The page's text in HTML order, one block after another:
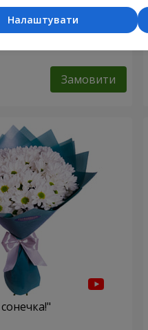
Замовити
Налаштувати